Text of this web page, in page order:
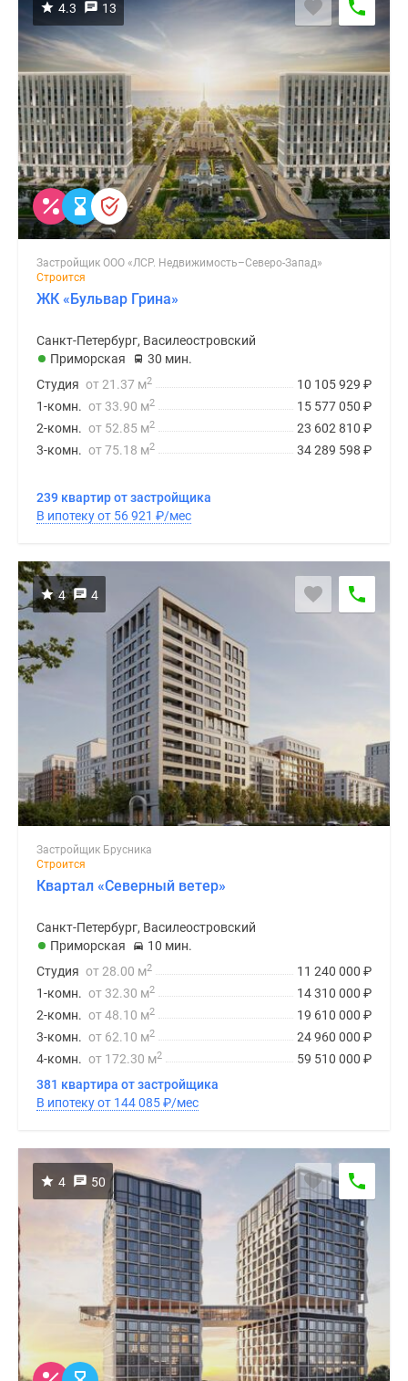
4.3 13
Застройщик ООО «ЛСР. Недвижимость–Северо-Запад»
Строится
ЖК «Бульвар Грина»
Санкт-Петербург, Василеостровский
Приморская
30 мин.
10 105 929 ₽
Студия от 21.37 м2
15 577 050 ₽
1-комн. от 33.90 м2
23 602 810 ₽
2-комн. от 52.85 м2
34 289 598 ₽
3-комн. от 75.18 м2
239 квартир от застройщика
В ипотеку от 56 921 ₽/мес
4 4
Застройщик Брусника
Строится
Квартал «Северный ветер»
Санкт-Петербург, Василеостровский
Приморская
10 мин.
11 240 000 ₽
Студия от 28.00 м2
14 310 000 ₽
1-комн. от 32.30 м2
19 610 000 ₽
2-комн. от 48.10 м2
24 960 000 ₽
3-комн. от 62.10 м2
59 510 000 ₽
4-комн. от 172.30 м2
381 квартира от застройщика
В ипотеку от 144 085₽/мес
4 50